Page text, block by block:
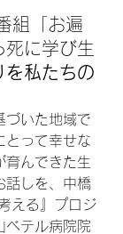
組「 お遍
死に学び生
を私たちの
づいた地域で
とって幸せな
育んできた生
話しを、中橋
える』プロジ
ベテル病院院